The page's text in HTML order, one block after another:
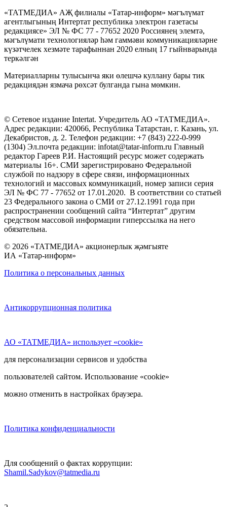
«ТАТМЕДИА» АҖ филиалы «Татар-информ» мәгълүмат
агентлыгының Интертат республика электрон газетасы
редакциясе» ЭЛ № ФС 77 - 77652 2020 Россиянең элемтә,
мәгълүмати технологияләр һәм гаммәви коммуникацияләрне
күзәтчелек хезмәте тарафыннан 2020 елның 17 гыйнварында
теркәлгән
Материалларны тулысынча яки өлешчә куллану бары тик
редакциядән язмача рөхсәт булганда гына мөмкин.
© Сетевое издание Intertat. Учредитель АО «ТАТМЕДИА».
Адрес редакции: 420066, Республика Татарстан, г. Казань, ул.
Декабристов, д. 2. Телефон редакции: +7 (843) 222-0-999
(1304) Эл.почта редакции: infotat@tatar-inform.ru Главный
редактор Гареев Р.И. Настоящий ресурс может содержать
материалы 16+. СМИ зарегистрировано Федеральной
службой по надзору в сфере связи, информационных
технологий и массовых коммуникаций, номер записи серия
ЭЛ № ФС 77 - 77652 от 17.01.2020. В соответствии со статьей
23 Федерального закона о СМИ от 27.12.1991 года при
распространении сообщений сайта “Интертат” другим
средством массовой информации гиперссылка на него
обязательна.
© 2026 «ТАТМЕДИА» акционерлык җәмгыяте
ИА «Татар-информ»
Политика о персональных данных
Антикоррупционная политика
АО «ТАТМЕДИА» использует «cookie»
для персонализации сервисов и удобства
пользователей сайтом. Использование «cookie»
можно отменить в настройках браузера.
Политика конфиденциальности
Для сообщений о фактах коррупции:
Shamil.Sadykov@tatmedia.ru